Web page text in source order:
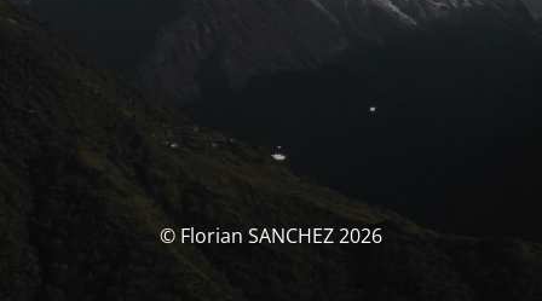
© Florian SANCHEZ 2026